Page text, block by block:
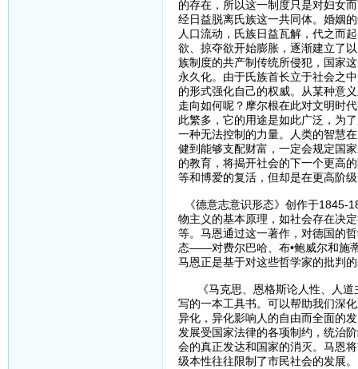
的存在，所以这一制度只是对妇女
经日益脱离氏族这一共同体。婚姻
人口流动，氏族日益瓦解，代之而
欲、掠夺欲开始膨胀，逐渐建立了
族制度的共产制传统所侵犯，国家
永久化。由于氏族首长立于社会之
的形式强化自己的权威。从某种意
走向如何呢？摩尔根在此对文明时
此繁多，它的用途是如此广泛，为
一种无法控制的力量。人类的智慧
健到能够支配财富，一定会规定国
的教育，将揭开社会的下一个更高
等和博爱的复活，但却是在更高阶
《德意志意识形态》创作于1845-
物主义的基本原理，如社会存在决
等。马恩通过这一著作，对德国的
态——对费尔巴哈、布•鲍威尔和施
马恩正是基于对这些哲学家的批判
《马克思、恩格斯论人性、人道
写的一本工具书。可以帮助我们深
异化，异化影响人的自由而全面的
发展受国家法律的各项制约，统治
会的真正发达和国家的消灭。马恩
级本性往往限制了市民社会的发展。